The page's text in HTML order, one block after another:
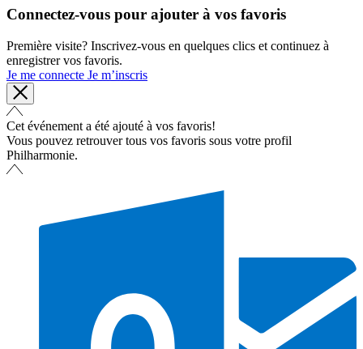
Connectez-vous pour ajouter à vos favoris
Première visite? Inscrivez-vous en quelques clics et continuez à
enregistrer vos favoris.
Je me connecte Je m’inscris
Cet événement a été ajouté à vos favoris!
Vous pouvez retrouver tous vos favoris sous votre profil
Philharmonie.